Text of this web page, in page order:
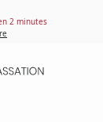
2 minutes